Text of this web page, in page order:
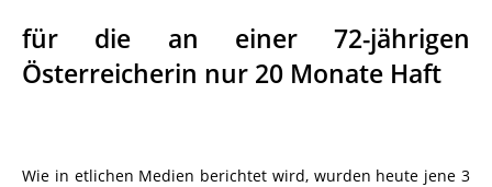
für die an einer 72-jährigen
Österreicherin nur 20 Monate Haft
Wie in etlichen Medien berichtet wird, wurden heute jene 3